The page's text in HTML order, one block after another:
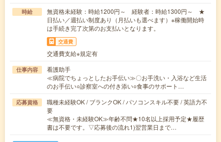
時給
無資格未経験：時給1200円～ 経験者：時給1300円～ ★
日払い／週払い制度あり（月払いも選べます）※稼働開始時
は手続き完了次第のお支払いとなります。
交通費
交通費支給※規定有
仕事内容
看護助手
≪病院でちょっとしたお手伝い≫〇お手洗い・入浴など生活
のお手伝い○診察室への付き添い○食事のサポート…
応募資格
職種未経験OK / ブランクOK / パソコンスキル不要 / 英語力不
要
≪無資格・未経験OK≫年齢不問★10名以上採用予定★履歴
書は不要です。▽応募後の流れ1)翌営業日まで…